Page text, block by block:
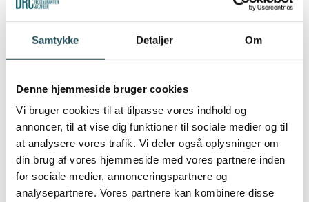
Samtykke Detaljer Om
Denne hjemmeside bruger cookies
Vi bruger cookies til at tilpasse vores indhold og
annoncer, til at vise dig funktioner til sociale medier og til
at analysere vores trafik. Vi deler også oplysninger om
din brug af vores hjemmeside med vores partnere inden
for sociale medier, annonceringspartnere og
analysepartnere. Vores partnere kan kombinere disse
Traditionen tro deltog Danmark i
man til at sige, traditionen tro stjal
gang i konkurrencens historie
lykkedes det nemlig det danske hold
at vinde guldet, denne gang ved
Brian Mark Hansen, Søllerød Kro, og
Elisabeth Madsen, Svinkløv
Badehotel. I 2011 vandt Ramsus